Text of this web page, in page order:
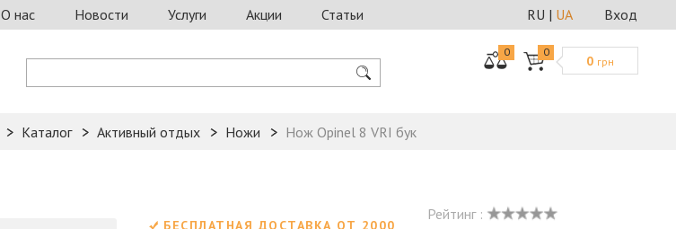
О нас Новости Услуги Акции Статьи Вход
RU | UA
0 0
0 грн
Каталог Активный отдых Ножи Нож Opinel 8 VRI бук
Рейтинг :
БЕСПЛАТНАЯ ДОСТАВКА ОТ 2000